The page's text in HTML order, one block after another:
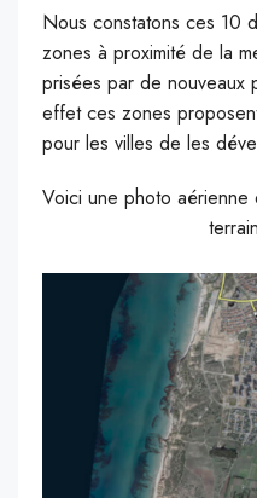
Nous constatons ces 10
zones à proximité de la
prisées par de nouveaux
effet ces zones
pour les villes de les
Voici une photo